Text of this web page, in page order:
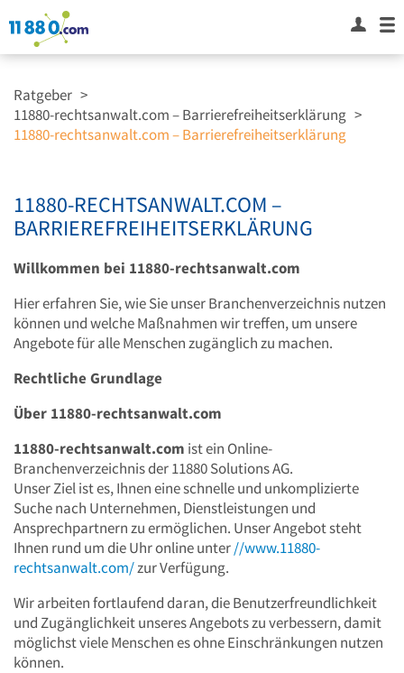
Ratgeber >
11880-rechtsanwalt.com – Barrierefreiheitserklärung >
11880-rechtsanwalt.com – Barrierefreiheitserklärung
11880-RECHTSANWALT.COM –
BARRIEREFREIHEITSERKLÄRUNG
Willkommen bei 11880-rechtsanwalt.com
Hier erfahren Sie, wie Sie unser Branchenverzeichnis nutzen
können und welche Maßnahmen wir treffen, um unsere
Angebote für alle Menschen zugänglich zu machen.
Rechtliche Grundlage
Über 11880-rechtsanwalt.com
11880-rechtsanwalt.com ist ein Online-
Branchenverzeichnis der 11880 Solutions AG.
Unser Ziel ist es, Ihnen eine schnelle und unkomplizierte
Suche nach Unternehmen, Dienstleistungen und
Ansprechpartnern zu ermöglichen. Unser Angebot steht
Ihnen rund um die Uhr online unter//www.11880-
rechtsanwalt.com/zur Verfügung.
Wir arbeiten fortlaufend daran, die Benutzerfreundlichkeit
und Zugänglichkeit unseres Angebots zu verbessern, damit
möglichst viele Menschen es ohne Einschränkungen nutzen
können.